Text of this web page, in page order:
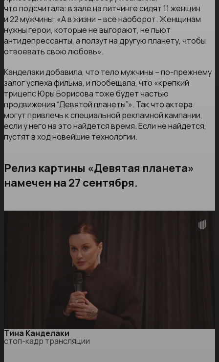
что подсчитала: в зале на питчинге сидят 11 женщин
и 22 мужчины: «А в жизни – все наоборот. Женщинам
нужны герои, которые не выгорают, не пьют
антидепрессанты, а ползут на другую планету, чтобы
отвоевать свою любовь».
Канделаки добавила, что тело мужчины – по-прежнему
залог успеха фильма, и пообещала, что «крепкий
трицепс Юры Борисова тоже будет частью
продвижения “Девятой планеты”». Так что актера
могут привлечь к специальной рекламной кампании,
если у него на это найдется время. Если не найдется,
пустят в ход новейшие технологии.
Релиз картины «Девятая планета»
намечен на 27 сентября.
Тина Канделаки
стоп-кадр трансляции